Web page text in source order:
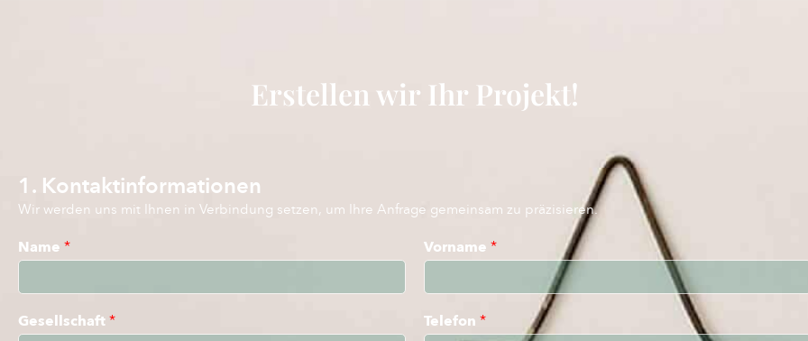
Erstellen wir Ihr Projekt!
1. Kontaktinformationen
Wir werden uns mit Ihnen in Verbindung setzen, um Ihre Anfrage gemeinsam zu präzisieren.
Name * Vorname *
Gesellschaft * Telefon *